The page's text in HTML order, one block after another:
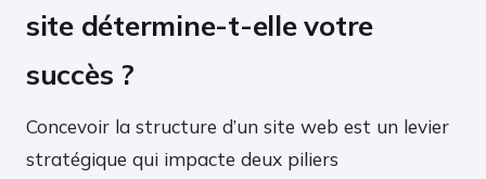
site détermine-t-elle votre
succès ?
Concevoir la structure d’un site web est un levier
stratégique qui impacte deux piliers